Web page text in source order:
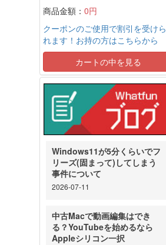
商品金額： 0円
クーポンのご使用で割引を受けら
れます！お持の方はこちらから
カートの中を見る
Windows11が5分くらいでフ
リーズ(固まって)してしまう
事件について
2026-07-11
中古Macで動画編集はでき
る？YouTubeを始めるなら
Appleシリコン一択